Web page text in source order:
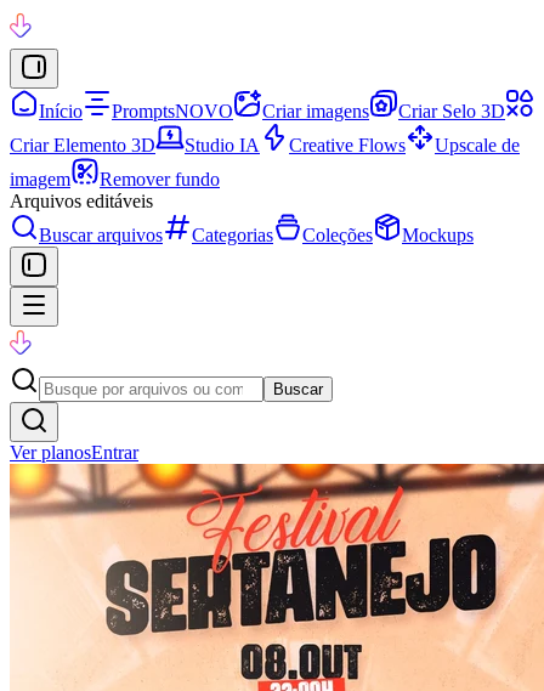
Início PromptsNOVO Criar imagens
Criar Selo 3D
Criar Elemento 3D
Studio IA Creative Flows
Upscale de
imagem
Remover fundo
Arquivos editáveis
Buscar arquivos
Categorias Coleções Mockups
Buscar
Ver planosEntrar